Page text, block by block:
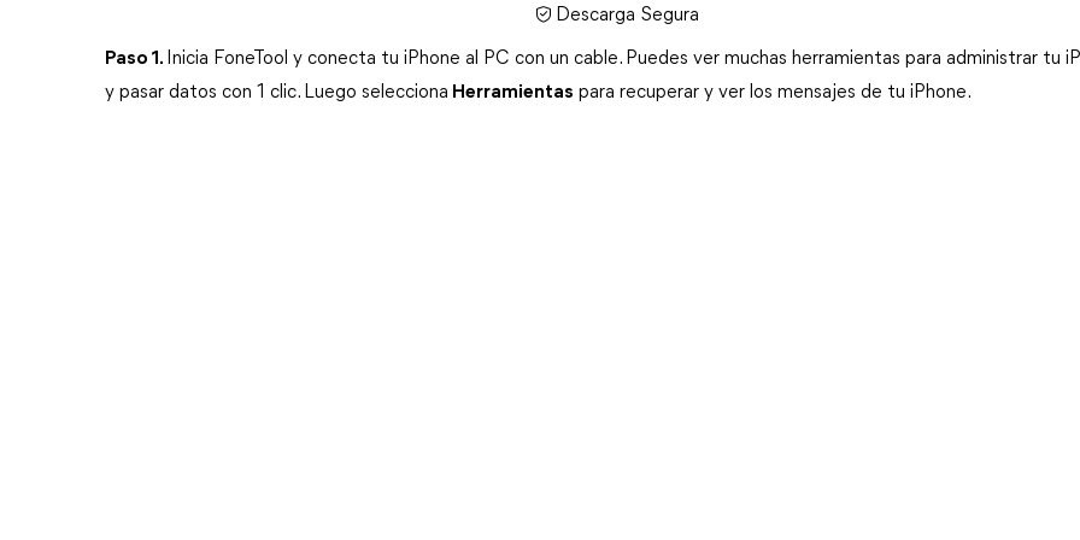
Descarga Segura
Paso 1. Inicia FoneTool y conecta tu iPhone al PC con un cable. Puedes ver muchas herramientas para administrar tu
y pasar datos con 1 clic. Luego selecciona Herramientas para recuperar y ver los mensajes de tu iPhone.